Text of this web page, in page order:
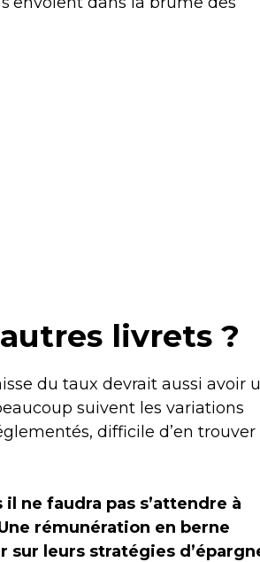
livrets ?
du taux devrait aussi avoir
suivent les variations
difficile d’en trouver
ne faudra pas s’attendre à
rémunération en berne
sur leurs stratégies